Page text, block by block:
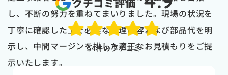
し、不断の努力を重ねてまいりました。現場の状況を
丁寧に確認した上で必要な修理内容および部品代を明
示し、中間マージンを排した適正なお見積もりをご提
示いたします。
54件のクチコミ